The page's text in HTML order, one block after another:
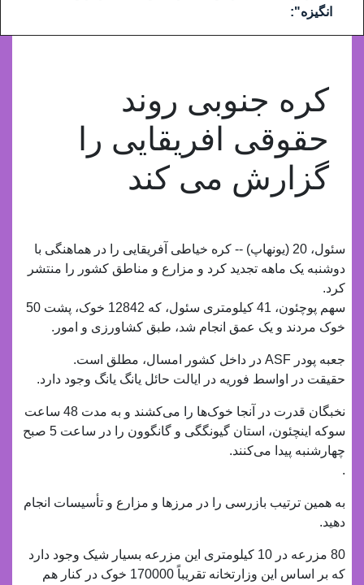
انگیزه":
کره جنوبی روند
حقوقی افریقایی را
گزارش می کند
سئول، 20 (یونهاپ) -- کره خیاطی آفریقایی را در هماهنگی با
دوشنبه یک ماهه تجدید کرد و مزارع و مناطق کشور را منتشر
کرد.
سهم پوچئون، 41 کیلومتری سئول، که 12842 خوک، پشت 50
خوک مردند و یک عمق انجام شد، طبق کشاورزی و امور.
جعبه پودر ASF در داخل کشور امسال، مطلق است.
حقیقت در اواسط فوریه در ایالت حائل یانگ یانگ وجود دارد.
نخبگان قدرت در آنجا خوک‌ها را می‌کشند و به مدت 48 ساعت
سوکه اینچئون، استان گیونگگی و گانگوون را در ساعت 5 صبح
چهارشنبه پیدا می‌کنند.
.
به همین ترتیب بازرسی را در مرزها و مزارع و تأسیسات انجام
دهید.
80 مزرعه در 10 کیلومتری این مزرعه بسیار شیک وجود دارد
که بر اساس این وزارتخانه تقریباً 170000 خوک در کنار هم